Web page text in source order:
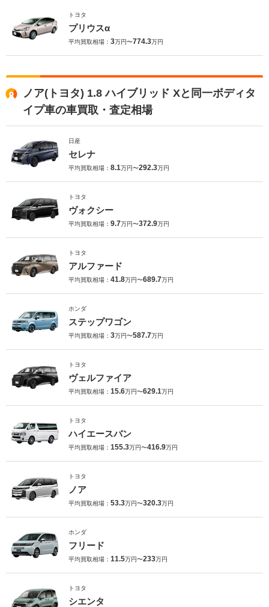
トヨタ
プリウスα
平均買取相場： 3万円〜774.3万円
ノア(トヨタ) 1.8 ハイブリッド Xと同一ボディタ
イプ車の車買取・査定相場
日産
セレナ
平均買取相場： 8.1万円〜292.3万円
トヨタ
ヴォクシー
平均買取相場： 9.7万円〜372.9万円
トヨタ
アルファード
平均買取相場： 41.8万円〜689.7万円
ホンダ
ステップワゴン
平均買取相場： 3万円〜587.7万円
トヨタ
ヴェルファイア
平均買取相場： 15.6万円〜629.1万円
トヨタ
ハイエースバン
平均買取相場： 155.3万円〜416.9万円
トヨタ
ノア
平均買取相場： 53.3万円〜320.3万円
ホンダ
フリード
平均買取相場： 11.5万円〜233万円
トヨタ
シエンタ